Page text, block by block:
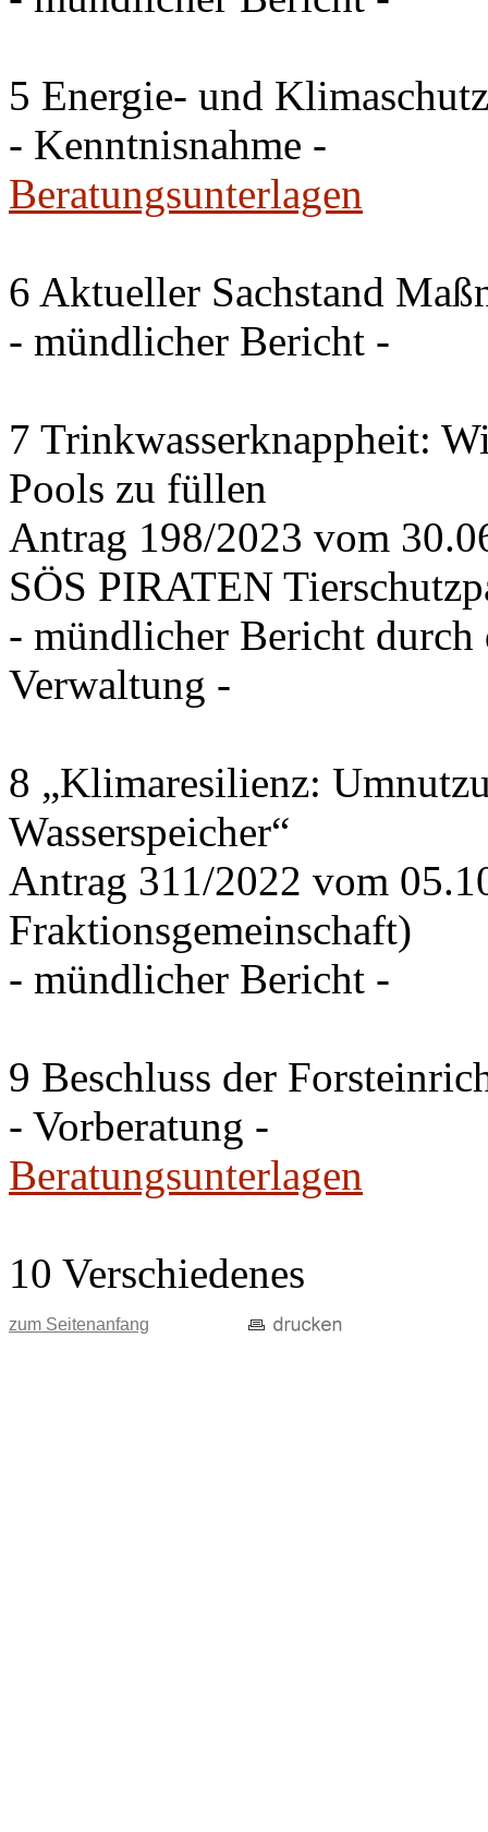
5 Energie- und
- Kenntnisnahme -
Beratungsunterlagen
6 Aktueller Sachstand
- mündlicher Bericht -
7 Trinkwasserknappheit:
Pools zu füllen
Antrag 198/2023 vom
SÖS PIRATEN
- mündlicher Bericht
Verwaltung -
8 „Klimaresilienz:
Wasserspeicher“
Antrag 311/2022 vom
Fraktionsgemeinschaft)
- mündlicher Bericht -
9 Beschluss der
- Vorberatung -
Beratungsunterlagen
10 Verschiedenes
zum Seitenanfang